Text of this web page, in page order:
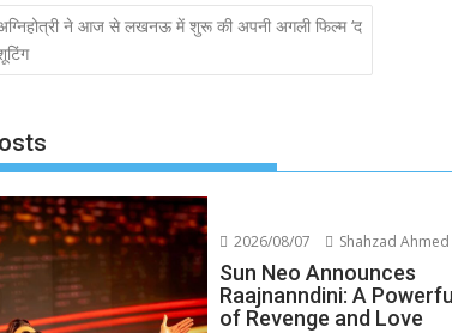
ने आज से लखनऊ में शुरू की अपनी अगली फिल्म ‘द
2026/08/07 Shahzad Ahmed
Sun Neo Announces
Raajnanndini: A
of Revenge and Love